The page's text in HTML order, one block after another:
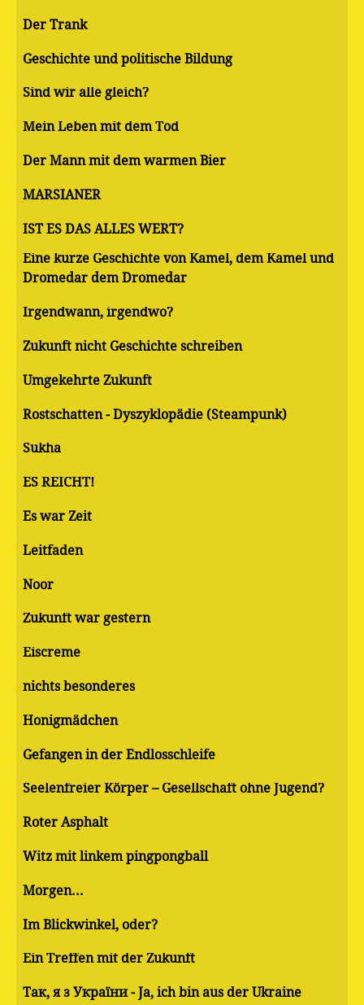
Der Trank
Geschichte und politische Bildung
Sind wir alle gleich?
Mein Leben mit dem Tod
Der Mann mit dem warmen Bier
MARSIANER
IST ES DAS ALLES WERT?
Eine kurze Geschichte von Kamel, dem Kamel und
Dromedar dem Dromedar
Irgendwann, irgendwo?
Zukunft nicht Geschichte schreiben
Umgekehrte Zukunft
Rostschatten - Dyszyklopädie (Steampunk)
Sukha
ES REICHT!
Es war Zeit
Leitfaden
Noor
Zukunft war gestern
Eiscreme
nichts besonderes
Honigmädchen
Gefangen in der Endlosschleife
Seelenfreier Körper – Gesellschaft ohne Jugend?
Roter Asphalt
Witz mit linkem pingpongball
Morgen...
Im Blickwinkel, oder?
Ein Treffen mit der Zukunft
Так, я з України - Ja, ich bin aus der Ukraine